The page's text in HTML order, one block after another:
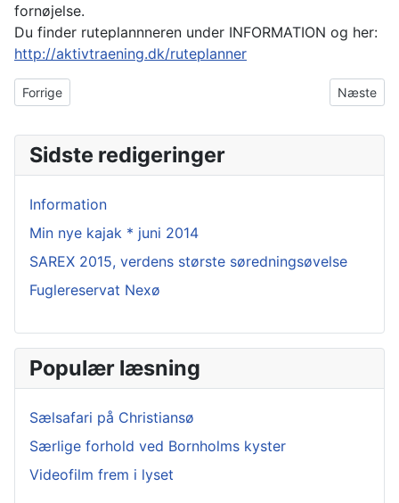
fornøjelse.
Du finder ruteplannneren under INFORMATION og her:
http://aktivtraening.dk/ruteplanner
Forrige artikel: Links
Forrige Næste
Næste
Sidste redigeringer
Information
Min nye kajak * juni 2014
SAREX 2015, verdens største søredningsøvelse
Fuglereservat Nexø
Populær læsning
Sælsafari på Christiansø
Særlige forhold ved Bornholms kyster
Videofilm frem i lyset